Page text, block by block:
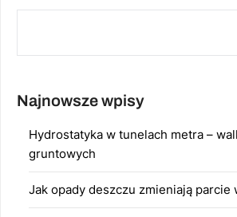
Najnowsze wpisy
Hydrostatyka w tunelach metra –
gruntowych
Jak opady deszczu zmieniają parcie